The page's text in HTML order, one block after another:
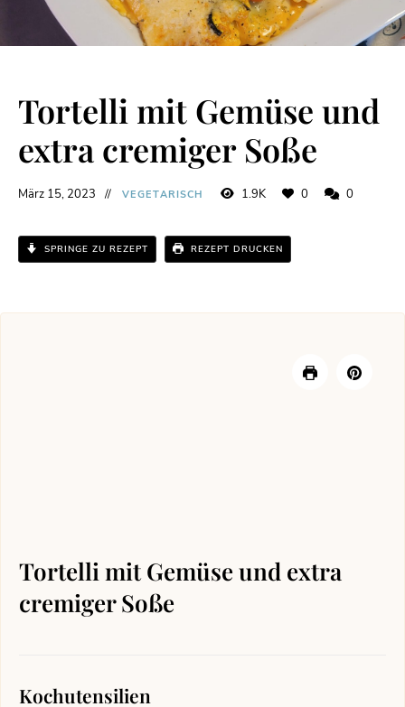
Tortelli mit Gemüse und
extra cremiger Soße
März 15, 2023 VEGETARISCH 1.9K 0 0
SPRINGE ZU REZEPT REZEPT DRUCKEN
Tortelli mit Gemüse und extra
cremiger Soße
Kochutensilien